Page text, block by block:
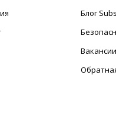
Блог
Вакансии